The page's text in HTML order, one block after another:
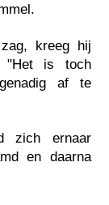
kreeg hij
"Het is toch
af te
zich ernaar
en daarna